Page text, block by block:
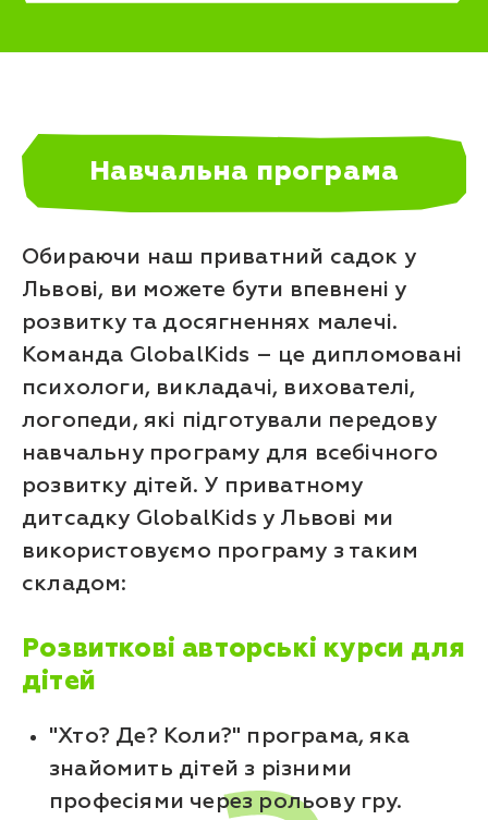
Навчальна програма
Обираючи наш приватний садок у
Львові, ви можете бути впевнені у
розвитку та досягненнях малечі.
Команда GlobalKids – це дипломовані
психологи, викладачі, вихователі,
логопеди, які підготували передову
навчальну програму для всебічного
розвитку дітей. У приватному
дитсадку GlobalKids у Львові ми
використовуємо програму з таким
складом:
Розвиткові авторські курси для
дітей
"Хто? Де? Коли?" програма, яка
знайомить дітей з різними
професіями через рольову гру.